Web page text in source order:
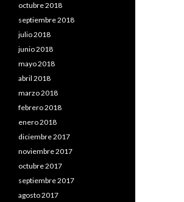
octubre 2018
septiembre 2018
julio 2018
junio 2018
mayo 2018
abril 2018
marzo 2018
febrero 2018
enero 2018
diciembre 2017
noviembre 2017
octubre 2017
septiembre 2017
agosto 2017